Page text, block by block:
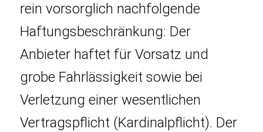
rein vorsorglich nachfolgende
Haftungsbeschränkung: Der
Anbieter haftet für Vorsatz und
grobe Fahrlässigkeit sowie bei
Verletzung einer wesentlichen
Vertragspflicht (Kardinalpflicht). Der